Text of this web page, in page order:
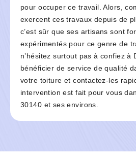
pour occuper ce travail. Alors,
exercent ces travaux depuis de
c’est sûr que ses artisans sont
expérimentés pour ce genre de
n’hésitez surtout pas à confiez à
bénéficier de service de qualité
votre toiture et contactez-les
intervention est fait pour vous
30140 et ses environs.